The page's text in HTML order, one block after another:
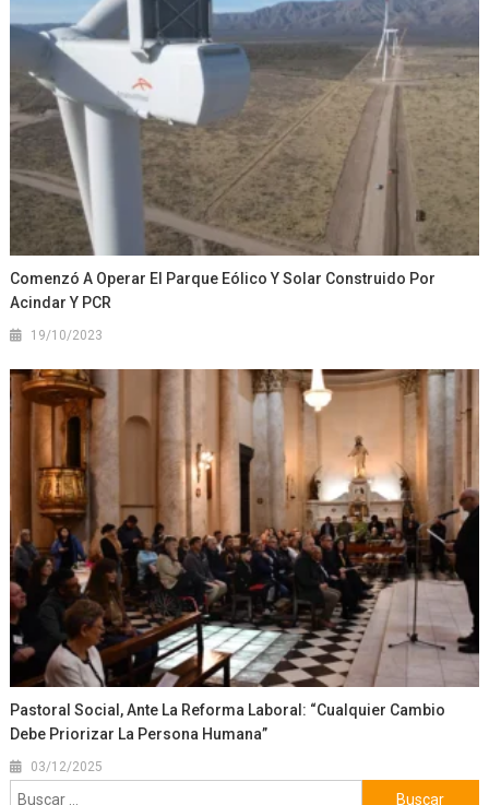
Comenzó A Operar El Parque Eólico Y Solar Construido Por
Acindar Y PCR
19/10/2023
Pastoral Social, Ante La Reforma Laboral: “Cualquier Cambio
Debe Priorizar La Persona Humana”
03/12/2025
Buscar: